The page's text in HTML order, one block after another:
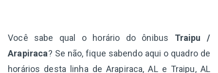
Você sabe qual o horário do ônibus Traipu /
Arapiraca? Se não, fique sabendo aqui o quadro de
horários desta linha de Arapiraca, AL e Traipu, AL